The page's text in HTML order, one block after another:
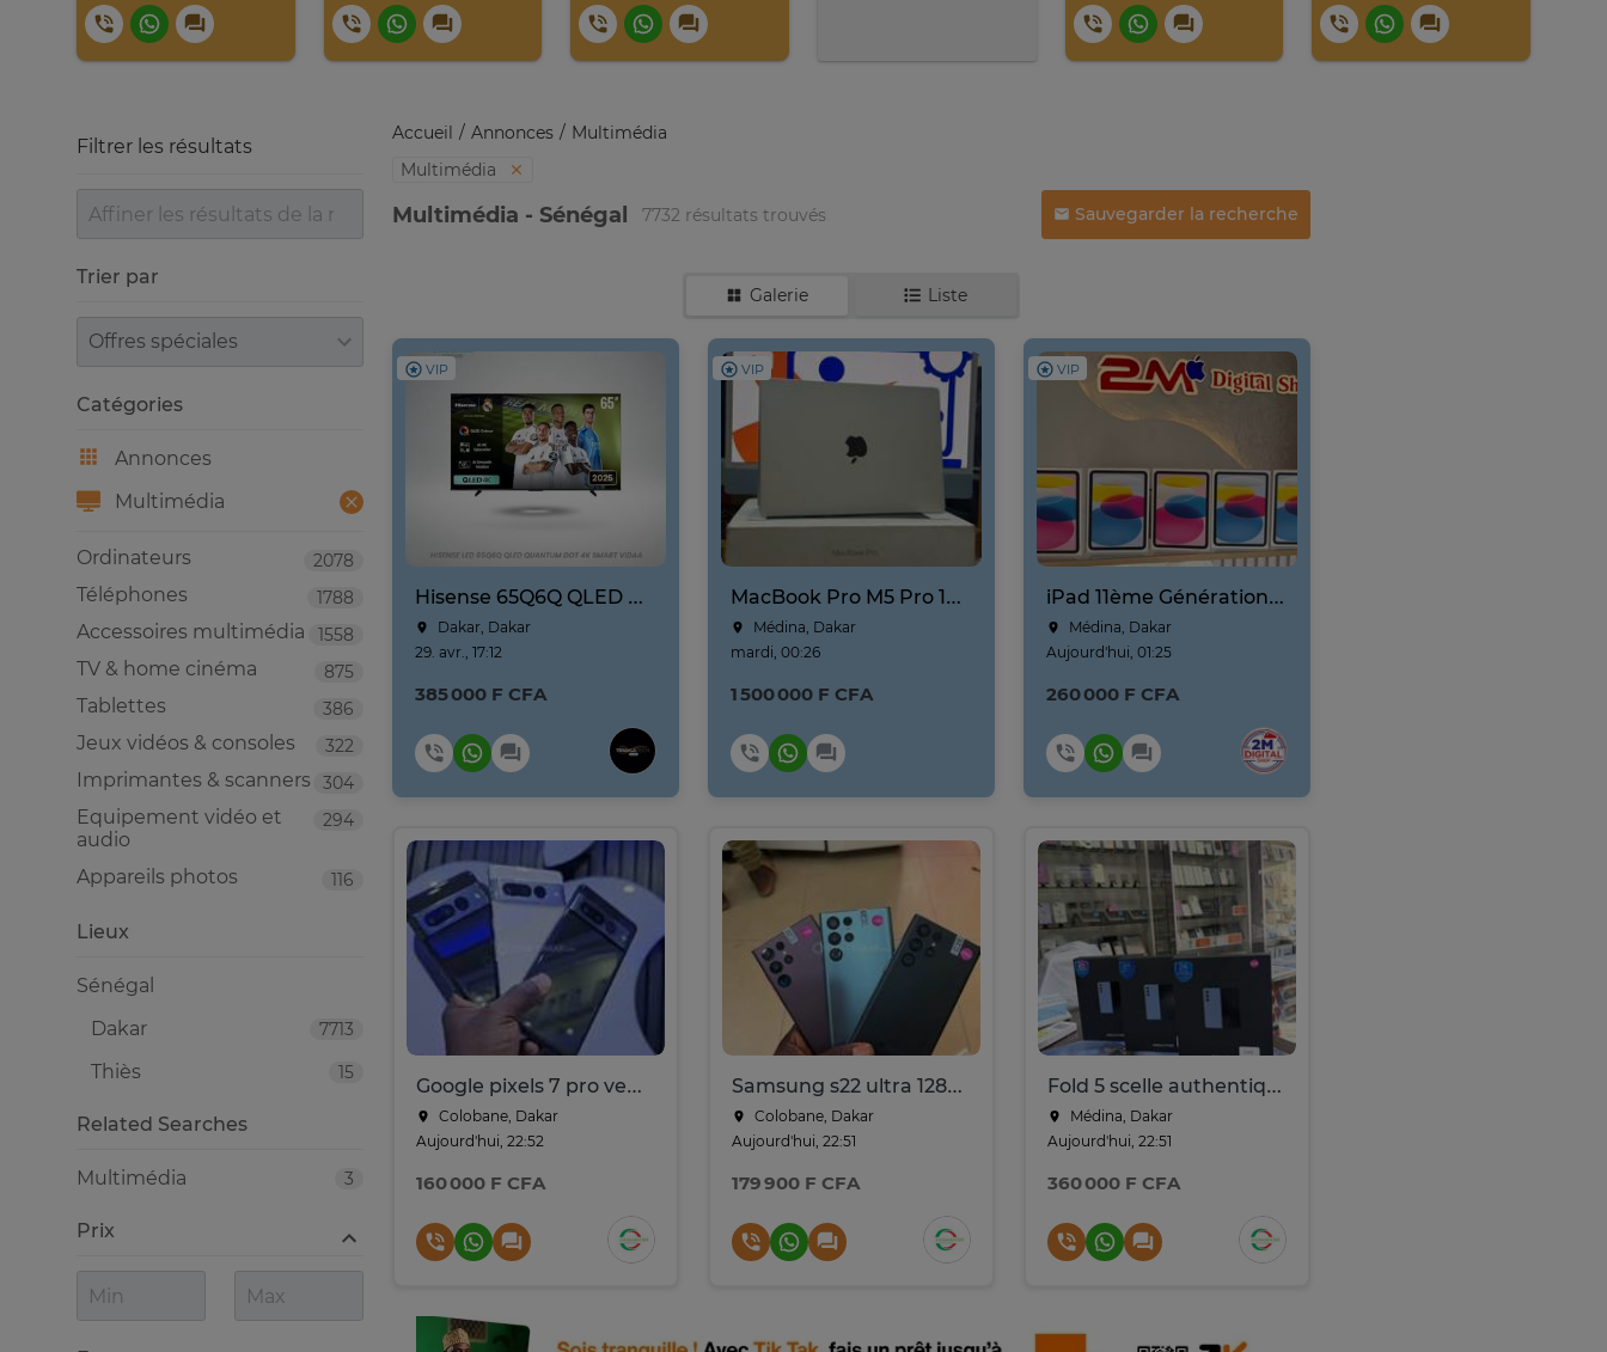
Accueil Annonces
Multimédia
Multimédia
Multimédia - Sénégal 7732 résultats trouvés Sauvegarder la recherche
Galerie Liste
VIP
Hisense 65Q6Q QLED 4K Smart TV 65 pouces
Dakar, Dakar
29. avr., 17:12
385 000 F CFA
VIP
MacBook Pro M5 Pro 14 Pouces (2026)
Médina, Dakar
mardi, 00:26
1 500 000 F CFA
VIP
iPad 11ème Génération 128G 2025 Pink Neuf
Médina, Dakar
Aujourd'hui, 01:25
260 000 F CFA
Google pixels 7 pro venant 128go
Colobane, Dakar
Aujourd'hui, 22:52
160 000 F CFA
Samsung s22 ultra 128go venant 5g
Colobane, Dakar
Aujourd'hui, 22:51
179 900 F CFA
Fold 5 scelle authentique scelle 256go et 512go
Médina, Dakar
Aujourd'hui, 22:51
360 000 F CFA
Filtrer les résultats
Related Searches
3
Multimédia
Trier par
Trier par
Catégories
Annonces
Multimédia
2078
Ordinateurs
1788
Téléphones
1558
Accessoires multimédia
875
TV & home cinéma
386
Tablettes
322
Jeux vidéos & consoles
304
Imprimantes & scanners
294
Equipement vidéo et
audio
116
Appareils photos
Lieux
Sénégal
7713
Dakar
15
Thiès
Prix